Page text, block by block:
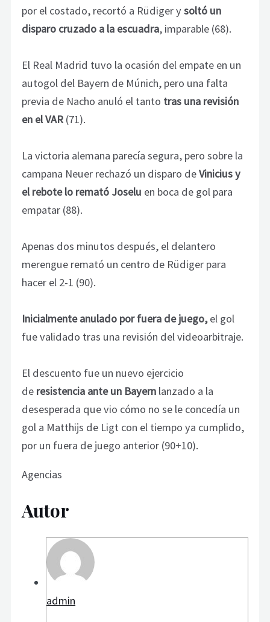
por el costado, recortó a Rüdiger ysoltó un
disparo cruzado a la escuadra, imparable (68).
El Real Madrid tuvo la ocasión del empate en un
autogol del Bayern de Múnich, pero una falta
previa de Nacho anuló el tanto tras una revisión
en el VAR (71).
La victoria alemana parecía segura, pero sobre la
campana Neuer rechazó un disparo deVinicius y
el rebote lo remató Joselu en boca de gol para
empatar (88).
Apenas dos minutos después, el delantero
merengue remató un centro de Rüdiger para
hacer el 2-1 (90).
Inicialmente anulado por fuera de juego,el gol
fue validado tras una revisión del videoarbitraje.
El descuento fue un nuevo ejercicio
de resistencia ante un Bayern lanzado a la
desesperada que vio cómo no se le concedía un
gol a Matthijs de Ligt con el tiempo ya cumplido,
por un fuera de juego anterior (90+10).
Agencias
Autor
admin